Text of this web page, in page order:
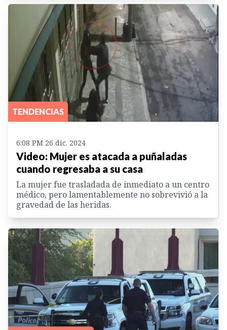
TENDENCIAS
6:08 PM 26 dic. 2024
Video: Mujer es atacada a puñaladas
cuando regresaba a su casa
La mujer fue trasladada de inmediato a un centro
médico, pero lamentablemente no sobrevivió a la
gravedad de las heridas.